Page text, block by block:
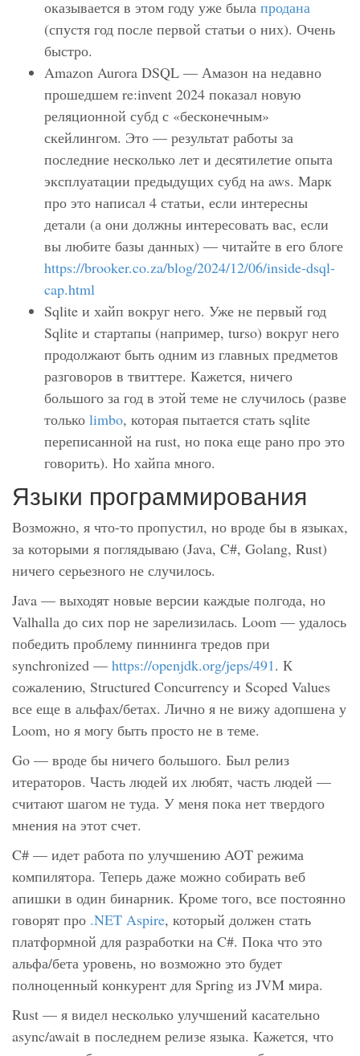
оказывается в этом году уже была продана
(спустя год после первой статьи о них). Очень
быстро.
Amazon Aurora DSQL — Амазон на недавно
прошедшем re:invent 2024 показал новую
реляционной субд с «бесконечным»
скейлингом. Это — результат работы за
последние несколько лет и десятилетие опыта
эксплуатации предыдущих субд на aws. Марк
про это написал 4 статьи, если интересны
детали (а они должны интересовать вас, если
вы любите базы данных) — читайте в его блоге
https://brooker.co.za/blog/2024/12/06/inside-dsql-
cap.html
Sqlite и хайп вокруг него. Уже не первый год
Sqlite и стартапы (например, turso) вокруг него
продолжают быть одним из главных предметов
разговоров в твиттере. Кажется, ничего
большого за год в этой теме не случилось (разве
только limbo, которая пытается стать sqlite
переписанной на rust, но пока еще рано про это
говорить). Но хайпа много.
Языки программирования
Возможно, я что-то пропустил, но вроде бы в языках,
за которыми я поглядываю (Java, C#, Golang, Rust)
ничего серьезного не случилось.
Java — выходят новые версии каждые полгода, но
Valhalla до сих пор не зарелизилась. Loom — удалось
победить проблему пиннинга тредов при
synchronized — https://openjdk.org/jeps/491. К
сожалению, Structured Concurrency и Scoped Values
все еще в альфах/бетах. Лично я не вижу адопшена у
Loom, но я могу быть просто не в теме.
Go — вроде бы ничего большого. Был релиз
итераторов. Часть людей их любят, часть людей —
считают шагом не туда. У меня пока нет твердого
мнения на этот счет.
C# — идет работа по улучшению AOT режима
компилятора. Теперь даже можно собирать веб
апишки в один бинарник. Кроме того, все постоянно
говорят про .NET Aspire, который должен стать
платформной для разработки на C#. Пока что это
альфа/бета уровень, но возможно это будет
полноценный конкурент для Spring из JVM мира.
Rust — я видел несколько улучшений касательно
async/await в последнем релизе языка. Кажется, что